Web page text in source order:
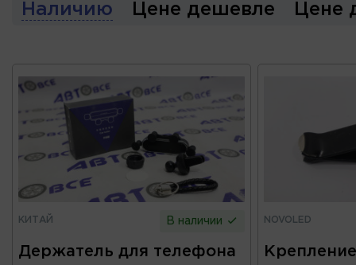
Наличию Цене дешевле Цене
КИТАЙ В наличии
Держатель для телефона
NOVOLED